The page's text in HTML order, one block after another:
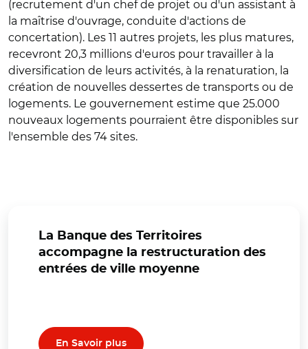
(recrutement d'un chef de projet ou d'un assistant à
la maîtrise d'ouvrage, conduite d'actions de
concertation). Les 11 autres projets, les plus matures,
recevront 20,3 millions d'euros pour travailler à la
diversification de leurs activités, à la renaturation, la
création de nouvelles dessertes de transports ou de
logements. Le gouvernement estime que 25.000
nouveaux logements pourraient être disponibles sur
l'ensemble des 74 sites.
La Banque des Territoires
accompagne la restructuration des
entrées de ville moyenne
En Savoir plus